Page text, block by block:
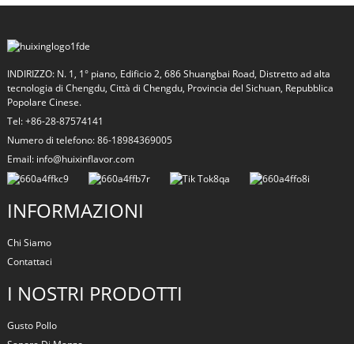
INDIRIZZO: N. 1, 1° piano, Edificio 2, 686 Shuangbai Road, Distretto ad alta
tecnologia di Chengdu, Città di Chengdu, Provincia del Sichuan, Repubblica
Popolare Cinese.
Tel: +86-28-87574141
Numero di telefono: 86-18984369005
Email: info@huixinflavor.com
INFORMAZIONI
Chi Siamo
Contattaci
I NOSTRI PRODOTTI
Gusto Pollo